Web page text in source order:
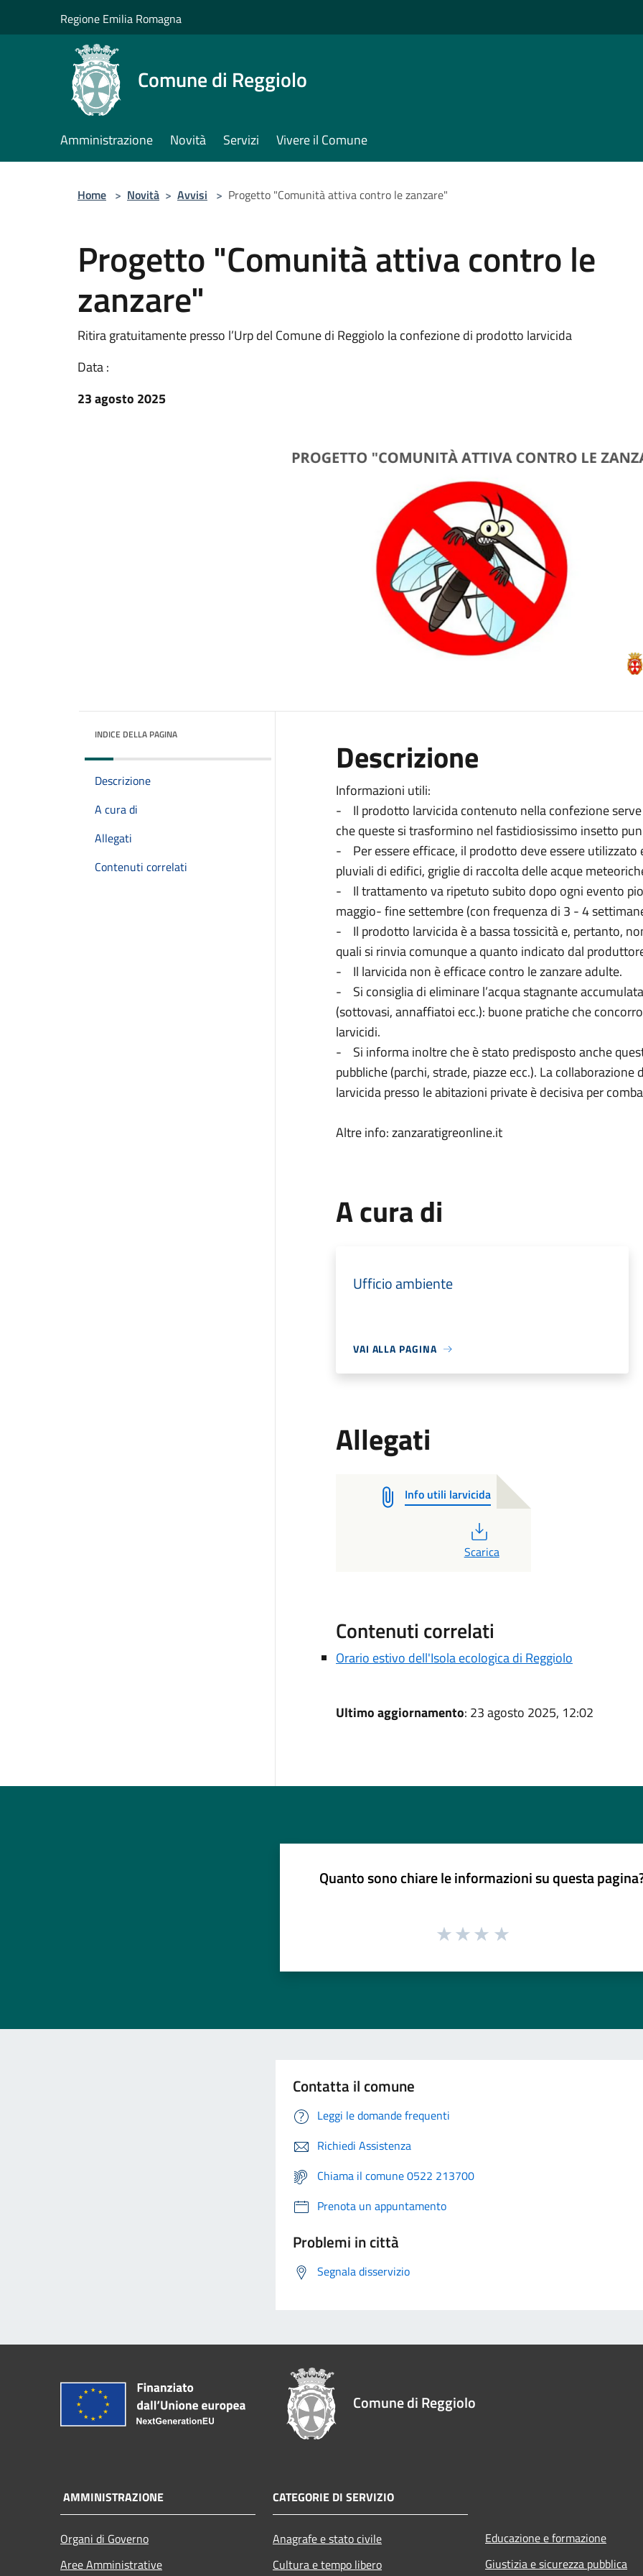
Regione Emilia Romagna
Comune di Reggiolo
Amministrazione Novità Servizi Vivere il Comune
Home > Novità > Avvisi > Progetto "Comunità attiva contro le zanzare"
Progetto "Comunità attiva contro le
zanzare"
Ritira gratuitamente presso l’Urp del Comune di Reggiolo la confezione di prodotto larvicida
Data :
23 agosto 2025
INDICE DELLA PAGINA
Descrizione
A cura di
Allegati
Contenuti correlati
Descrizione
Informazioni utili:
- Il prodotto larvicida contenuto nella confezione serve
che queste si trasformino nel fastidiosissimo insetto
- Per essere efficace, il prodotto deve essere
pluviali di edifici, griglie di raccolta delle acque
- Il trattamento va ripetuto subito dopo ogni evento
maggio- fine settembre (con frequenza di 3 - 4
- Il prodotto larvicida è a bassa tossicità e, pertanto,
quali si rinvia comunque a quanto indicato dal
- Il larvicida non è efficace contro le zanzare adulte.
- Si consiglia di eliminare l’acqua stagnante
(sottovasi, annaffiatoi ecc.): buone pratiche che
larvicidi.
- Si informa inoltre che è stato predisposto anche
pubbliche (parchi, strade, piazze ecc.). La
larvicida presso le abitazioni private è decisiva per
Altre info: zanzaratigreonline.it
A cura di
Ufficio ambiente
VAI ALLA PAGINA
Allegati
Info utili larvicida
Scarica
Contenuti correlati
Orario estivo dell'Isola ecologica di Reggiolo
Ultimo aggiornamento: 23 agosto 2025, 12:02
Quanto sono chiare le informazioni su questa
Contatta il comune
Leggi le domande frequenti
Richiedi Assistenza
Chiama il comune 0522 213700
Prenota un appuntamento
Problemi in città
Segnala disservizio
Comune di Reggiolo
AMMINISTRAZIONE
Organi di Governo
Aree Amministrative
CATEGORIE DI SERVIZIO
Anagrafe e stato civile
Cultura e tempo libero
Educazione e formazione
Giustizia e sicurezza pubblica